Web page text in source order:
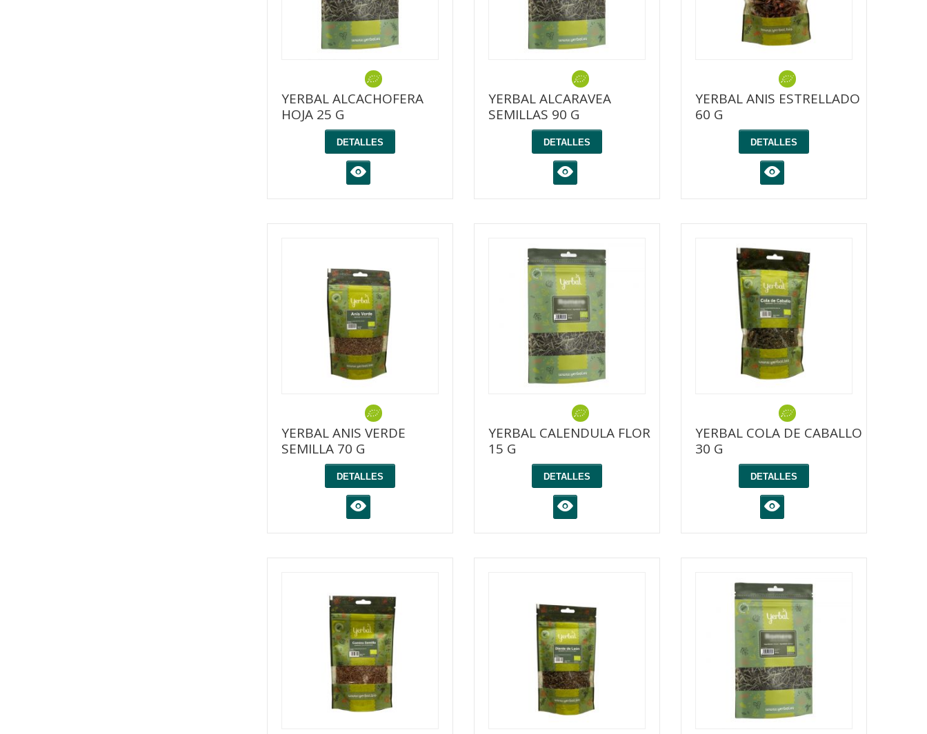
YERBAL ALCACHOFERA
HOJA 25 G
DETALLES
K
YERBAL ALCARAVEA
SEMILLAS 90 G
DETALLES
K
YERBAL ANIS ESTRELLADO
60 G
DETALLES
K
YERBAL ANIS VERDE
SEMILLA 70 G
DETALLES
K
YERBAL CALENDULA FLOR
15 G
DETALLES
K
YERBAL COLA DE CABALLO
30 G
DETALLES
K